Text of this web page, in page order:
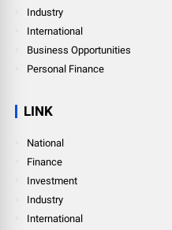
Industry
International
Business Opportunities
Personal Finance
LINK
National
Finance
Investment
Industry
International